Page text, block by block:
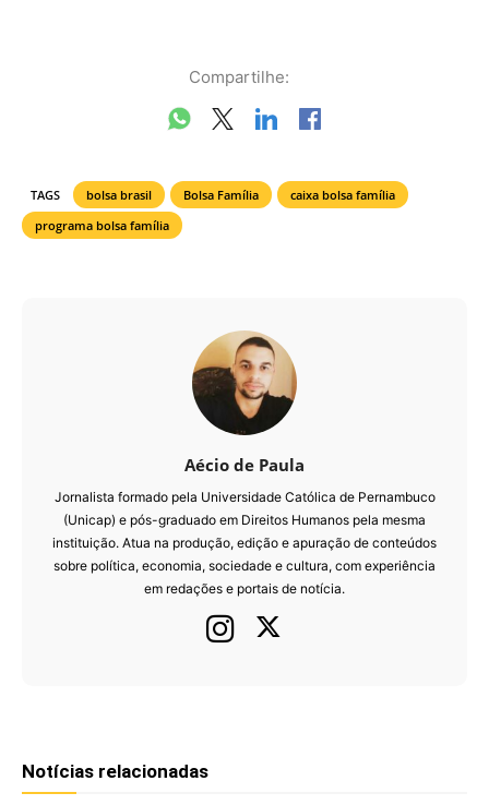
Compartilhe:
TAGS bolsa brasil Bolsa Família
caixa bolsa família
programa bolsa família
Aécio de Paula
Jornalista formado pela Universidade Católica de Pernambuco
(Unicap) e pós-graduado em Direitos Humanos pela mesma
instituição. Atua na produção, edição e apuração de conteúdos
sobre política, economia, sociedade e cultura, com experiência
em redações e portais de notícia.
Notícias relacionadas